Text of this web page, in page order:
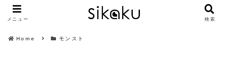
Home モンスト
メニュー 検索